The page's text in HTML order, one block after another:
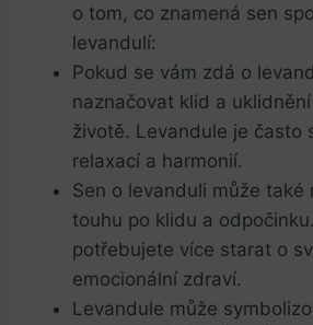
o tom, co znamená sen
levandulí:
Pokud se vám zdá o
naznačovat klid a
životě. Levandule je často
relaxací a harmonií.
Sen o levanduli může také
touhu po klidu a
potřebujete více starat o
emocionální zdraví.
Levandule může